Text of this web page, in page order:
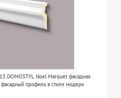
DOMOSTYL Noel Marquet фасадная
профиль в стиле модерн